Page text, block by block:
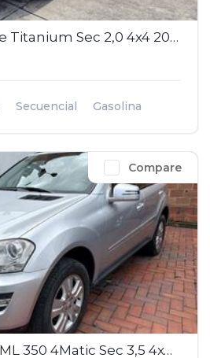
Ford New Escape Titanium Sec 2,0 4x4 2018
Secuencial
Gasolina
Compare
Mercedes-Benz ML 350 4Matic Sec 3,5 4x4 2011